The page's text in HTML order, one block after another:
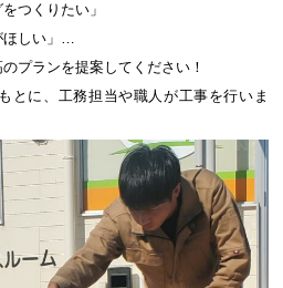
つくりたい」
ほしい」…
プランを提案してください！
とに、工務担当や職人が工事を行いま